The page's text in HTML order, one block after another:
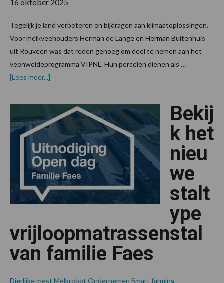
Tegelijk je land verbeteren en bijdragen aan klimaatoplossingen.
Voor melkveehouders Herman de Lange en Herman Buitenhuis
uit Rouveen was dat reden genoeg om deel te nemen aan het
veenweideprogramma VIPNL. Hun percelen dienen als …
[Lees meer...]
Win-
win
voor
boer
en
klimaat
Bekij
k het
nieu
we
stalt
ype
vrijloopmatrassenstal
van familie Faes
Dierlijke mest Melkrobot Ondernemen Smart farming